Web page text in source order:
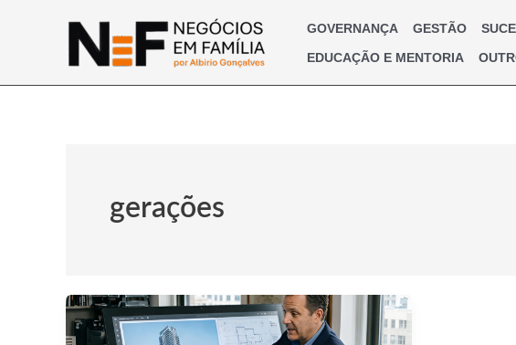
GOVERNANÇA GESTÃO
EDUCAÇÃO E MENTORIA
gerações